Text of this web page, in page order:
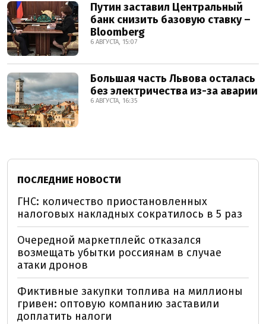
Путин заставил Центральный
банк снизить базовую ставку –
Bloomberg
6 АВГУСТА, 15:07
Большая часть Львова осталась
без электричества из-за аварии
6 АВГУСТА, 16:35
ПОСЛЕДНИЕ НОВОСТИ
ГНС: количество приостановленных
налоговых накладных сократилось в 5 раз
Очередной маркетплейс отказался
возмещать убытки россиянам в случае
атаки дронов
Фиктивные закупки топлива на миллионы
гривен: оптовую компанию заставили
доплатить налоги